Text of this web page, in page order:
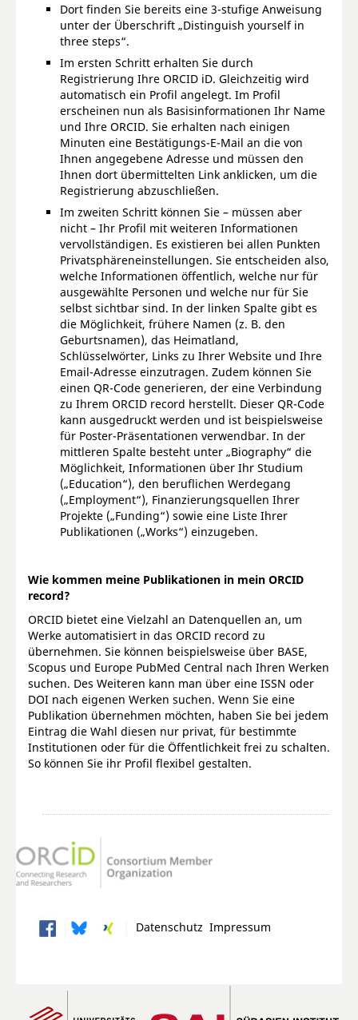
Dort finden Sie bereits eine 3-stufige Anweisung
unter der Überschrift „Distinguish yourself in
three steps“.
Im ersten Schritt erhalten Sie durch
Registrierung Ihre ORCID iD. Gleichzeitig wird
automatisch ein Profil angelegt. Im Profil
erscheinen nun als Basisinformationen Ihr Name
und Ihre ORCID. Sie erhalten nach einigen
Minuten eine Bestätigungs-E-Mail an die von
Ihnen angegebene Adresse und müssen den
Ihnen dort übermittelten Link anklicken, um die
Registrierung abzuschließen.
Im zweiten Schritt können Sie – müssen aber
nicht – Ihr Profil mit weiteren Informationen
vervollständigen. Es existieren bei allen Punkten
Privatsphäreneinstellungen. Sie entscheiden also,
welche Informationen öffentlich, welche nur für
ausgewählte Personen und welche nur für Sie
selbst sichtbar sind. In der linken Spalte gibt es
die Möglichkeit, frühere Namen (z. B. den
Geburtsnamen), das Heimatland,
Schlüsselwörter, Links zu Ihrer Website und Ihre
Email-Adresse einzutragen. Zudem können Sie
einen QR-Code generieren, der eine Verbindung
zu Ihrem ORCID record herstellt. Dieser QR-Code
kann ausgedruckt werden und ist beispielsweise
für Poster-Präsentationen verwendbar. In der
mittleren Spalte besteht unter „Biography“ die
Möglichkeit, Informationen über Ihr Studium
(„Education“), den beruflichen Werdegang
(„Employment“), Finanzierungsquellen Ihrer
Projekte („Funding“) sowie eine Liste Ihrer
Publikationen („Works“) einzugeben.
Wie kommen meine Publikationen in mein ORCID
record?
ORCID bietet eine Vielzahl an Datenquellen an, um
Werke automatisiert in das ORCID record zu
übernehmen. Sie können beispielsweise über BASE,
Scopus und Europe PubMed Central nach Ihren Werken
suchen. Des Weiteren kann man über eine ISSN oder
DOI nach eigenen Werken suchen. Wenn Sie eine
Publikation übernehmen möchten, haben Sie bei jedem
Eintrag die Wahl diesen nur privat, für bestimmte
Institutionen oder für die Öffentlichkeit frei zu schalten.
So können Sie ihr Profil flexibel gestalten.
Datenschutz Impressum